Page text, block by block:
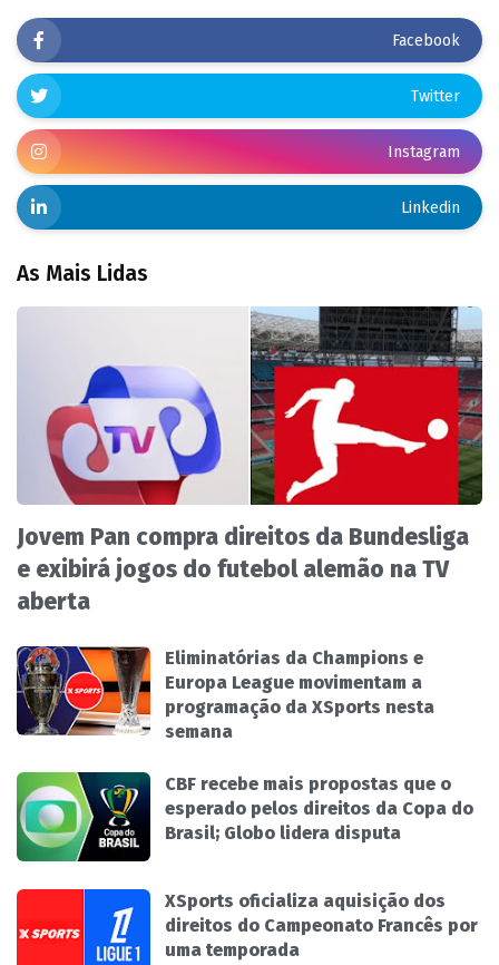
Facebook
Twitter
Instagram
Linkedin
As Mais Lidas
Jovem Pan compra direitos da Bundesliga
e exibirá jogos do futebol alemão na TV
aberta
Eliminatórias da Champions e
Europa League movimentam a
programação da XSports nesta
semana
CBF recebe mais propostas que o
esperado pelos direitos da Copa do
Brasil; Globo lidera disputa
XSports oficializa aquisição dos
direitos do Campeonato Francês por
uma temporada